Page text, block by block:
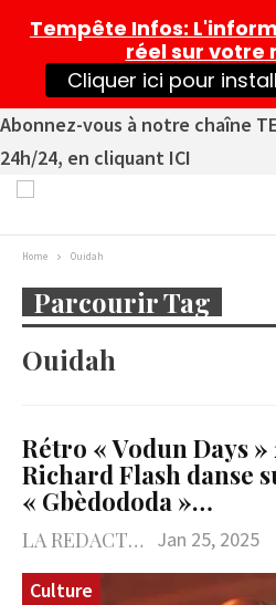
Abonnez-vous à notre chaîne
24h/24, en cliquant ICI
Home Ouidah
Parcourir Tag
Ouidah
Rétro « Vodun Days »
Richard Flash danse
« Gbèdododa »…
LA REDACTION Jan 25, 2025
Culture
Tempête Infos:
réel sur votre
Cliquer ici pour